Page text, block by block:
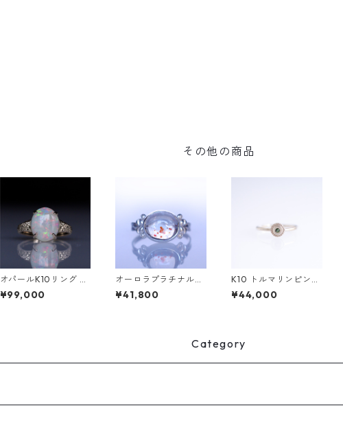
その他の商品
オパールK10リング G
RADINAW(グラディ
ナ）[GW001]
¥99,000
オーロラプラチナルチ
ルクォーツSilverリン
グ LINDEN(リンデン）
¥41,800
K10 トルマリンピンキ
ーリング/BRAH(ブラ
フ)
¥44,000
Category